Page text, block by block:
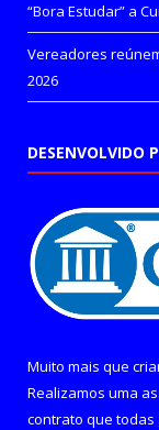
“Bora Estudar” a
Vereadores
2026
DESENVOLVIDO
Muito mais que
Realizamos uma
contrato que todas